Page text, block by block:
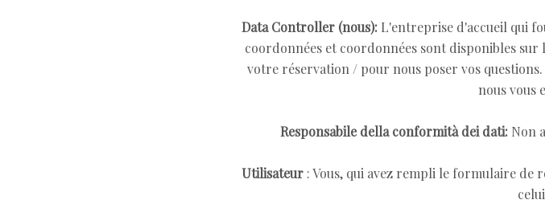
Data Controller (nous): L'entreprise d'accueil qui
coordonnées et coordonnées sont disponibles
votre réservation / pour nous poser vos
nous vous
Responsabile della conformità dei dati:Non
Utilisateur : Vous, qui avez rempli le formulaire